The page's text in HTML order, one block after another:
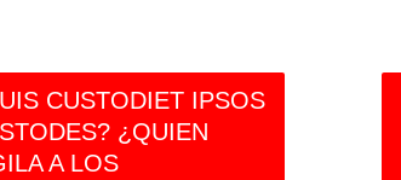
CUSTODIET IPSOS
¿QUIEN
A LOS